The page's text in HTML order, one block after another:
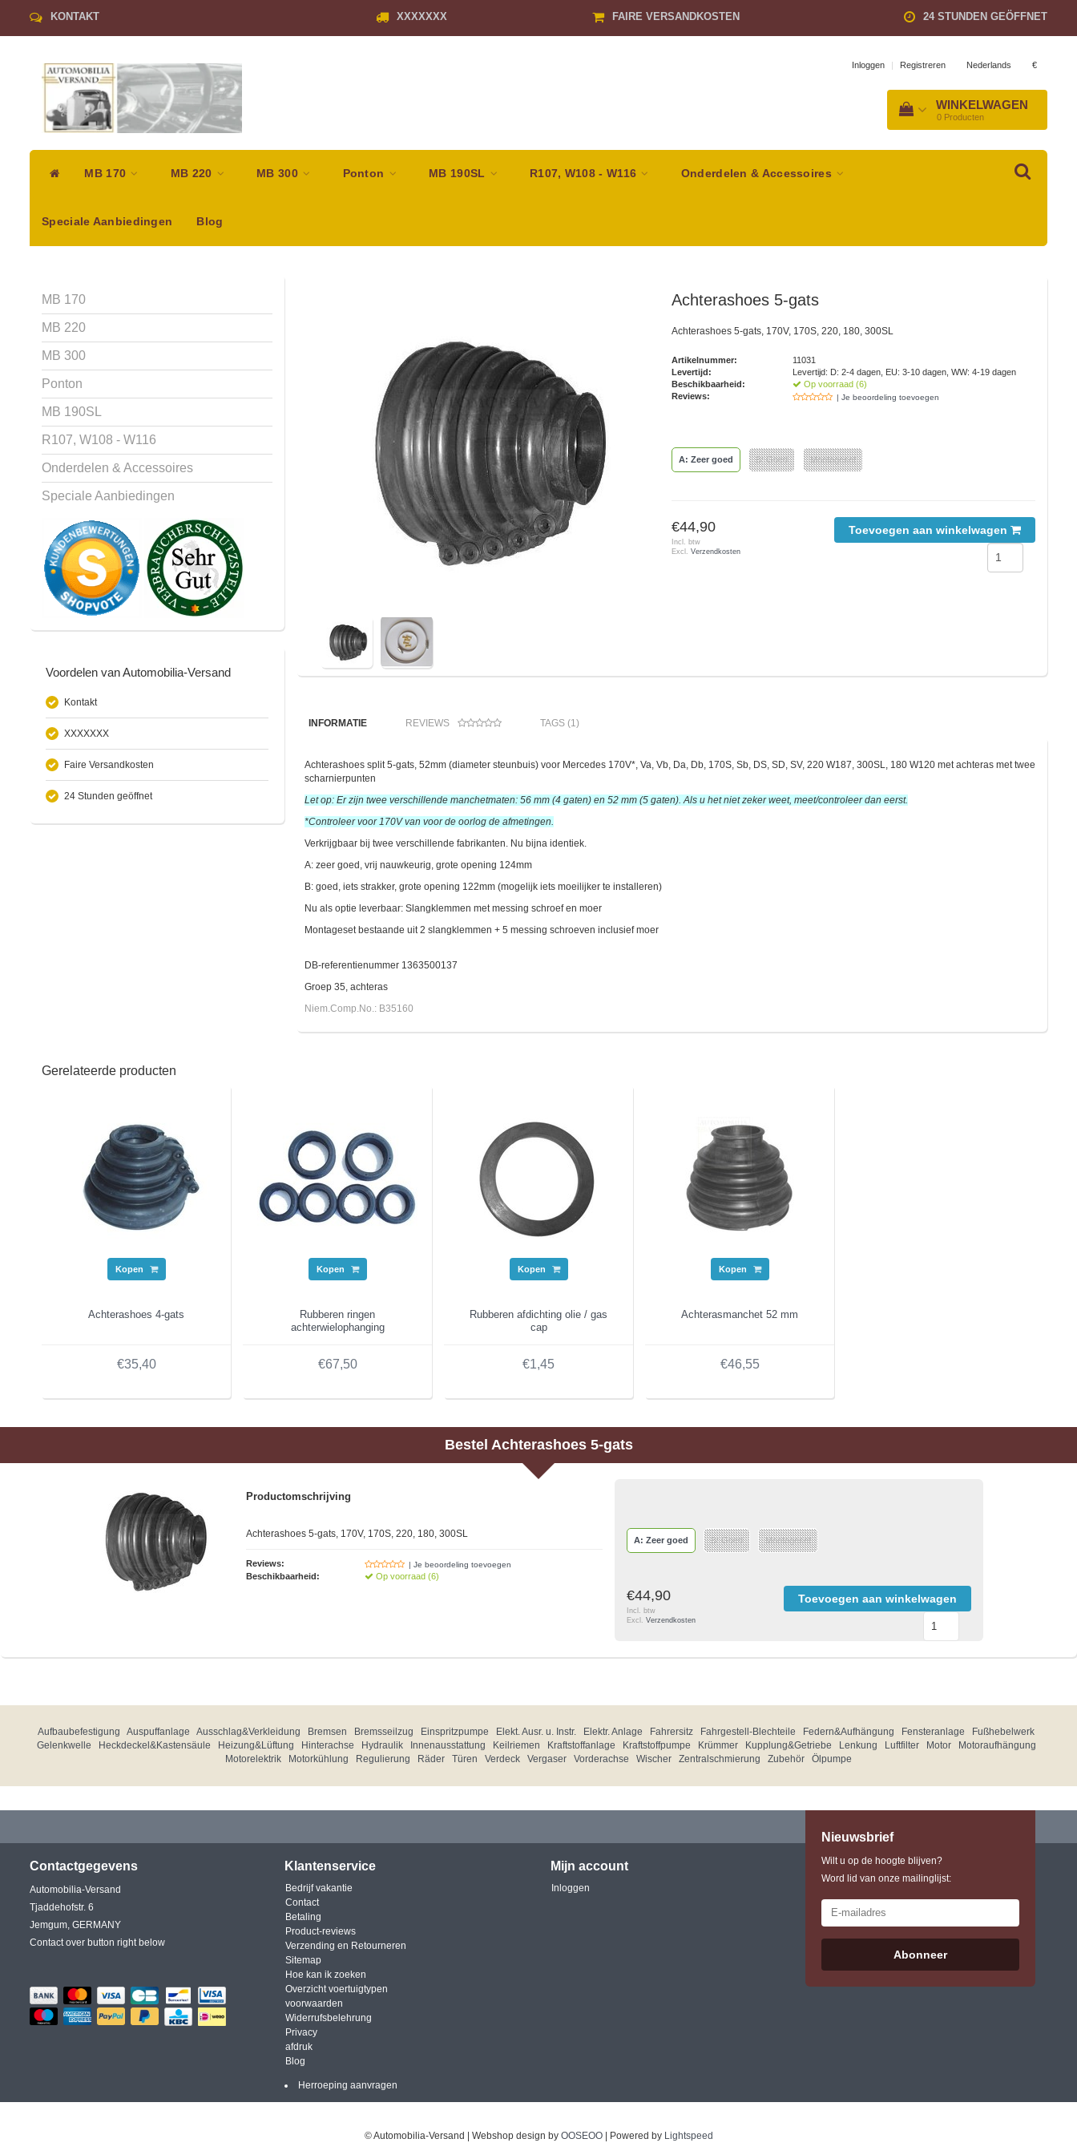
KONTAKT XXXXXXX FAIRE VERSANDKOSTEN 24 STUNDEN GEÖFFNET
Inloggen | Registreren Nederlands €
WINKELWAGEN
0 Producten
MB 170 MB 220 MB 300 Ponton MB 190SL R107, W108 - W116 Onderdelen & Accessoires
Speciale Aanbiedingen Blog
MB 170
MB 220
MB 300
Ponton
MB 190SL
R107, W108 - W116
Onderdelen & Accessoires
Speciale Aanbiedingen
Voordelen van Automobilia-Versand
Kontakt
XXXXXXX
Faire Versandkosten
24 Stunden geöffnet
Achterashoes 5-gats
Achterashoes 5-gats, 170V, 170S, 220, 180, 300SL
Artikelnummer:
11031
Levertijd:
Levertijd: D: 2-4 dagen, EU: 3-10 dagen, WW: 4-19 dagen
Beschikbaarheid:
Op voorraad (6)
Reviews:
| Je beoordeling toevoegen
A: Zeer goed B: Goed Montageset
€44,90
Incl. btw
Excl.Verzendkosten
Toevoegen aan winkelwagen
INFORMATIE REVIEWS TAGS (1)
Achterashoes split 5-gats, 52mm (diameter steunbuis) voor Mercedes 170V*, Va, Vb, Da, Db, 170S, Sb, DS, SD, SV, 220 W187, 300SL, 180 W120 met achteras met twee
scharnierpunten
Let op: Er zijn twee verschillende manchetmaten: 56 mm (4 gaten) en 52 mm (5 gaten). Als u het niet zeker weet, meet/controleer dan eerst.
*Controleer voor 170V van voor de oorlog de afmetingen.
Verkrijgbaar bij twee verschillende fabrikanten. Nu bijna identiek.
A: zeer goed, vrij nauwkeurig, grote opening 124mm
B: goed, iets strakker, grote opening 122mm (mogelijk iets moeilijker te installeren)
Nu als optie leverbaar: Slangklemmen met messing schroef en moer
Montageset bestaande uit 2 slangklemmen + 5 messing schroeven inclusief moer
DB-referentienummer 1363500137
Groep 35, achteras
Niem.Comp.No.: B35160
Gerelateerde producten
Kopen
Achterashoes 4-gats
€35,40
Kopen
Rubberen ringen
achterwielophanging
€67,50
Kopen
Rubberen afdichting olie / gas
cap
€1,45
Kopen
Achterasmanchet 52 mm
€46,55
Bestel Achterashoes 5-gats
Productomschrijving
Achterashoes 5-gats, 170V, 170S, 220, 180, 300SL
Reviews: | Je beoordeling toevoegen
Beschikbaarheid: Op voorraad (6)
A: Zeer goed B: Goed Montageset
€44,90
Incl. btw
Excl. Verzendkosten
Toevoegen aan winkelwagen
Aufbaubefestigung Auspuffanlage Ausschlag&Verkleidung Bremsen Bremsseilzug Einspritzpumpe Elekt. Ausr. u. Instr. Elektr. Anlage Fahrersitz Fahrgestell-Blechteile Federn&Aufhängung Fensteranlage
Fußhebelwerk
Gelenkwelle
Heckdeckel&Kastensäule Heizung&Lüftung Hinterachse Hydraulik Innenausstattung Keilriemen Kraftstoffanlage Kraftstoffpumpe Krümmer Kupplung&Getriebe Lenkung Luftfilter Motor
Motoraufhängung
Motorelektrik
Motorkühlung Regulierung Räder Türen Verdeck Vergaser Vorderachse Wischer Zentralschmierung Zubehör Ölpumpe
Contactgegevens
Automobilia-Versand
Tjaddehofstr. 6
Jemgum, GERMANY
Contact over button right below
Klantenservice
Bedrijf vakantie
Contact
Betaling
Product-reviews
Verzending en Retourneren
Sitemap
Hoe kan ik zoeken
Overzicht voertuigtypen
voorwaarden
Widerrufsbelehrung
Privacy
afdruk
Blog
Herroeping aanvragen
Mijn account
Inloggen
Nieuwsbrief
Wilt u op de hoogte blijven?
Word lid van onze mailinglijst:
Abonneer
© Automobilia-Versand | Webshop design by OOSEOO| Powered by Lightspeed